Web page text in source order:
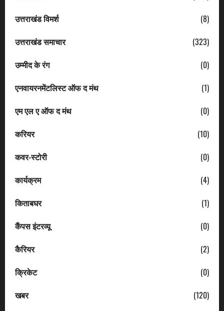
उत्तराखंड विमर्श
(8)
उत्तराखंड समाचार
(323)
उम्मीद के रंग
(0)
एनवायरनमेंटलिस्ट ऑफ द मंथ
(1)
एम एल ए ऑफ द मंथ
(0)
करियर
(10)
कवर-स्टोरी
(0)
कार्यक्रम
(4)
किताबघर
(1)
कैंपस इंटरव्यू
(0)
कैरियर
(2)
क्रिकेट
(0)
खबर
(120)